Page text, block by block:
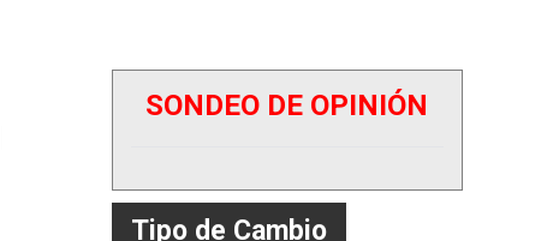
SONDEO DE OPINIÓN
Tipo de Cambio